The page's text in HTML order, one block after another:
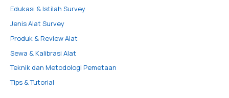
Edukasi & Istilah Survey
Jenis Alat Survey
Produk & Review Alat
Sewa & Kalibrasi Alat
Teknik dan Metodologi Pemetaan
Tips & Tutorial